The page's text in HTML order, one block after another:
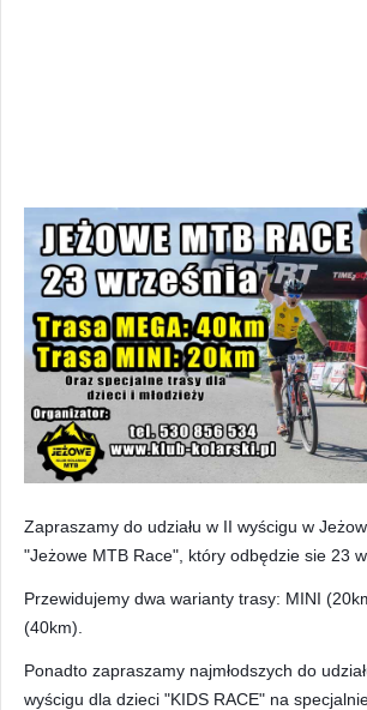
Zapraszamy do udziału w II wyścigu w
"Jeżowe MTB Race", który odbędzie sie 23
Przewidujemy dwa warianty trasy: MINI
(40km).
Ponadto zapraszamy najmłodszych do
wyścigu dla dzieci "KIDS RACE" na